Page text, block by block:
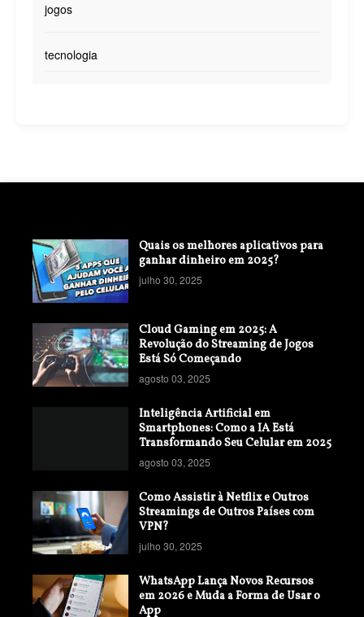
jogos
tecnologia
Quais os melhores aplicativos para
ganhar dinheiro em 2025?
julho 30, 2025
Cloud Gaming em 2025: A
Revolução do Streaming de Jogos
Está Só Começando
agosto 03, 2025
Inteligência Artificial em
Smartphones: Como a IA Está
Transformando Seu Celular em 2025
agosto 03, 2025
Como Assistir à Netflix e Outros
Streamings de Outros Países com
VPN?
julho 30, 2025
WhatsApp Lança Novos Recursos
em 2026 e Muda a Forma de Usar o
App